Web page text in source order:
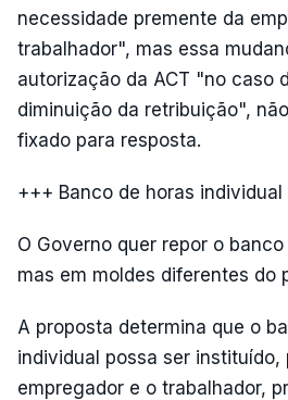
necessidade premente da
trabalhador", mas essa
autorização da ACT "no caso
diminuição da retribuição",
fixado para resposta.
+++ Banco de horas
O Governo quer repor o
mas em moldes diferentes do
A proposta determina que o
individual possa ser
empregador e o trabalhador,